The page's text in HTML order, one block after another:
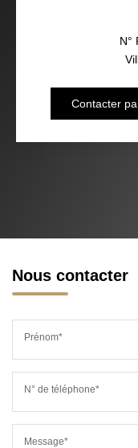
N°
Contacter
Nous contacter
Prénom*
N° de téléphone*
Message*